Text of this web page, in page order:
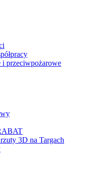
i przeciwpożarowe
3D na Targach